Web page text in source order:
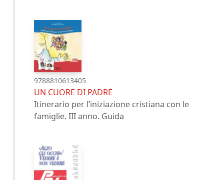
9788810613405
UN CUORE DI PADRE
Itinerario per l’iniziazione cristiana con le
famiglie. III anno. Guida